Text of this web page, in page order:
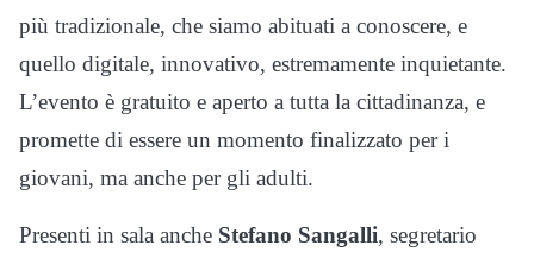
più tradizionale, che siamo abituati a conoscere, e
quello digitale, innovativo, estremamente inquietante.
L’evento è gratuito e aperto a tutta la cittadinanza, e
promette di essere un momento finalizzato per i
giovani, ma anche per gli adulti.
Presenti in sala anche Stefano Sangalli, segretario